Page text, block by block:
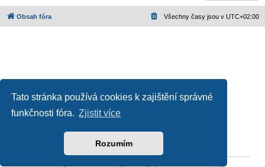
Tato stránka používá cookies k zajištění správné
funkčnosti fóra. Zjistit více
Rozumím
Obsah fóra Všechny časy jsou v UTC+02:00
Založeno naphpBB® Forum Software © phpBB Limited
Podmínky pro užívání
Zpracování osobních údajů